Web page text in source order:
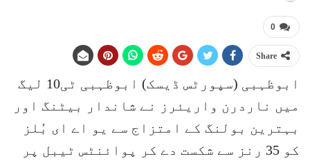
0
Share
ابوظہبی (سپورٹس ڈیسک) ابوظہبی ٹی10 لیگ
میں ناردرن واریئرز نے شاندار بیٹنگ اور
بہترین بولنگ کے امتزاج سے یو اے ای بُلز
کو 35 رنز سے شکست دے کر پوائنٹس ٹیبل پر